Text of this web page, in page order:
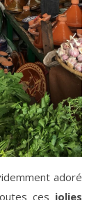
adoré
ces jolies